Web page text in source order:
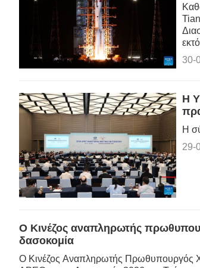
30-
Η
Η
29-
Ο Κινέζος αναπληρωτής
δασοκομία
Ο Κινέζος Αναπληρωτής Πρωθυπουργός